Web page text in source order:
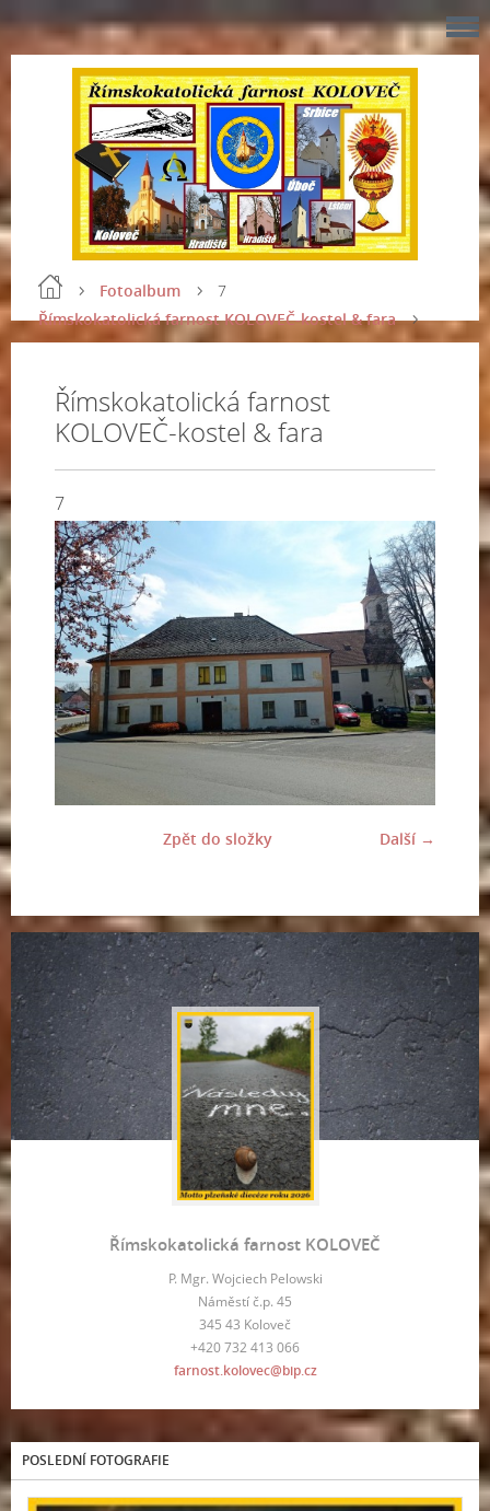
Fotoalbum
Římskokatolická farnost KOLOVEČ-kostel & fara
7
Římskokatolická farnost
KOLOVEČ-kostel & fara
7
Další →
Zpět do složky
Římskokatolická farnost KOLOVEČ
P. Mgr. Wojciech Pelowski
Náměstí č.p. 45
345 43 Koloveč
+420 732 413 066
farnost.kolovec@bip.cz
POSLEDNÍ FOTOGRAFIE